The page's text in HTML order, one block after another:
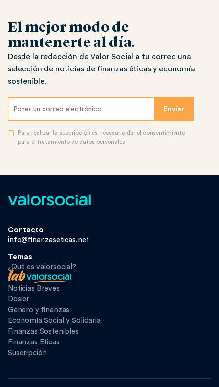
El mejor modo de
mantenerte al día.
Desde la redacción de Valor Social a tu correo una
selección de noticias de finanzas éticas y economía
sostenible.
Para realizar la suscripción es necesario dar el consentimiento
para el tratamiento de datos personales
Contacto
info@finanzaseticas.net
Temas
¿Qué es valorsocial?
Noticias Breves
Dosier
Género y finanzas
Economía Social y Solidaria
Finanzas Sostenibles
Finanzas Eticas
Suscripción